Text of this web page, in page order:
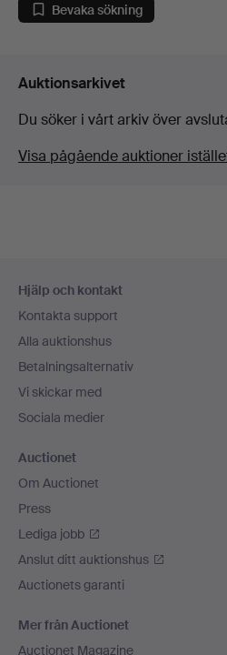
Bevaka sökning
Auktionsarkivet
Du söker i vårt arkiv över
Visa pågående auktioner
Hjälp och kontakt
Kontakta support
Alla auktionshus
Betalningsalternativ
Vi skickar med
Sociala medier
Auctionet
Om Auctionet
Press
Lediga jobb
Anslut ditt auktionshus
Auctionets garanti
Mer från Auctionet
Auctionet Magazine